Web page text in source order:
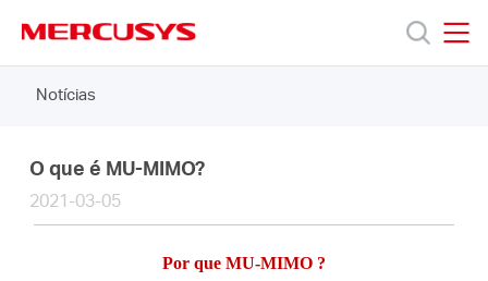
navigation
Produtos
Suporte
Sobre
Notícias
O que é MU-MIMO?
2021-03-05
Por que MU-MIMO ?